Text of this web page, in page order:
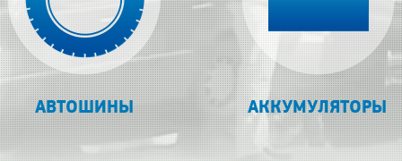
АВТОШИНЫ АККУМУЛЯТОРЫ